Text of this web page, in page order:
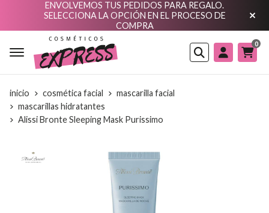
ENVOLVEMOS TUS PEDIDOS PARA REGALO.
SELECCIONA LA OPCIÓN EN EL PROCESO DE
COMPRA
Buscar
0
inicio cosmética facial
mascarilla facial
mascarillas hidratantes
Alissi Bronte Sleeping Mask Purissimo